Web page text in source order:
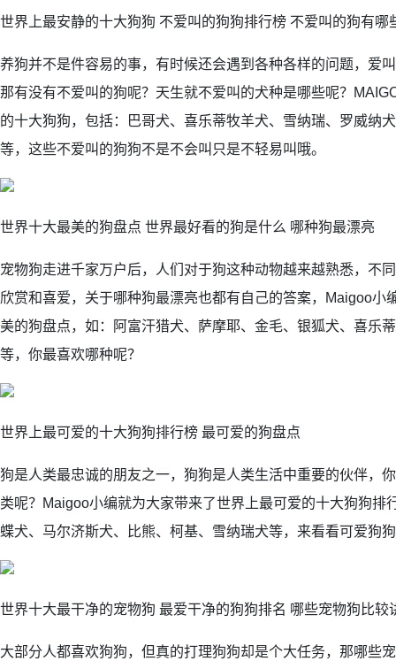
世界上最安静的十大狗狗 不爱叫的狗狗排行榜 不爱叫的狗有哪
养狗并不是件容易的事，有时候还会遇到各种各样的问题，爱
那有没有不爱叫的狗呢？天生就不爱叫的犬种是哪些呢？
的十大狗狗，包括：巴哥犬、喜乐蒂牧羊犬、雪纳瑞、罗威纳
等，这些不爱叫的狗狗不是不会叫只是不轻易叫哦。
世界十大最美的狗盘点 世界最好看的狗是什么 哪种狗最漂亮
宠物狗走进千家万户后，人们对于狗这种动物越来越熟悉，不
欣赏和喜爱，关于哪种狗最漂亮也都有自己的答案，Maigoo小
美的狗盘点，如：阿富汗猎犬、萨摩耶、金毛、银狐犬、喜乐
等，你最喜欢哪种呢？
世界上最可爱的十大狗狗排行榜 最可爱的狗盘点
狗是人类最忠诚的朋友之一，狗狗是人类生活中重要的伙伴，
类呢？Maigoo小编就为大家带来了世界上最可爱的十大狗狗排
蝶犬、马尔济斯犬、比熊、柯基、雪纳瑞犬等，来看看可爱狗
世界十大最干净的宠物狗 最爱干净的狗狗排名 哪些宠物狗比较
大部分人都喜欢狗狗，但真的打理狗狗却是个大任务，那哪些